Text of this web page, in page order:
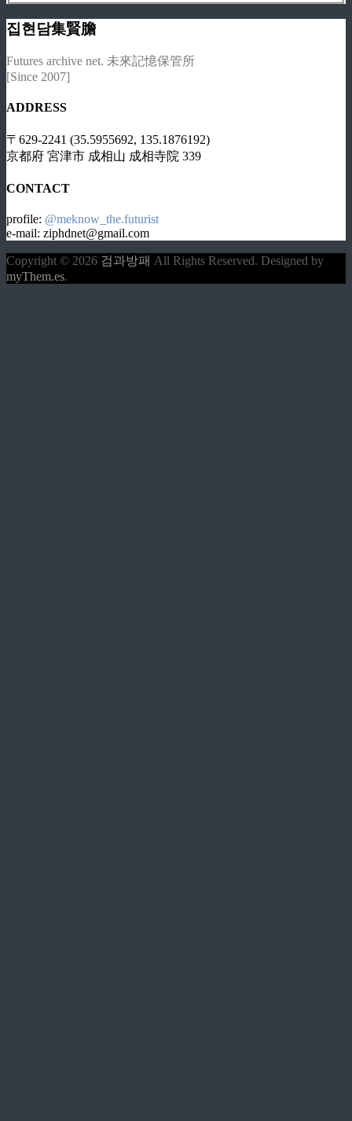
집현담集賢膽
Futures archive net. 未來記憶保管所
[Since 2007]
ADDRESS
〒629-2241 (35.5955692, 135.1876192)
京都府 宮津市 成相山 成相寺院 339
CONTACT
profile: @meknow_the.futurist
e-mail: ziphdnet@gmail.com
Copyright © 2026 검과방패 All Rights Reserved. Designed by
myThem.es.